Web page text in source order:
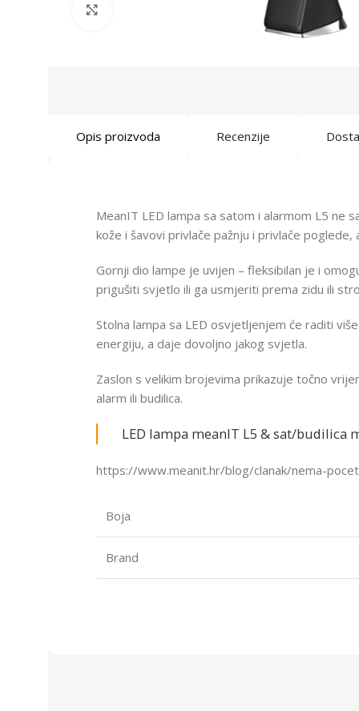
Opis proizvoda Recenzije
MeanIT LED lampa sa satom i alarmom L5 ne
kože i šavovi privlače pažnju i privlače
Gornji dio lampe je uvijen – fleksibilan je i
prigušiti svjetlo ili ga usmjeriti prema zidu ili
Stolna lampa sa LED osvjetljenjem će raditi
energiju, a daje dovoljno jakog svjetla.
Zaslon s velikim brojevima prikazuje točno
alarm ili budilica.
LED lampa meanIT L5 & sat/budilica
https://www.meanit.hr/blog/clanak/nema-
Boja
Brand